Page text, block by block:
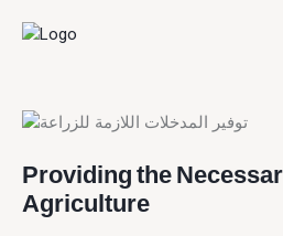
Providing the
Agriculture